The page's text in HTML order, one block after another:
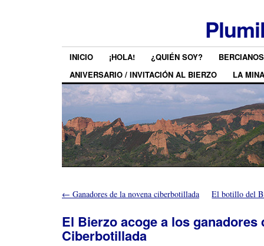
INICIO ¡HOLA! ¿QUIÉN SOY?
ANIVERSARIO / INVITACIÓN AL BIERZO
LA MINA
← Ganadores de la novena ciberbotillada El botillo del
El Bierzo acoge a los ganadores
Ciberbotillada